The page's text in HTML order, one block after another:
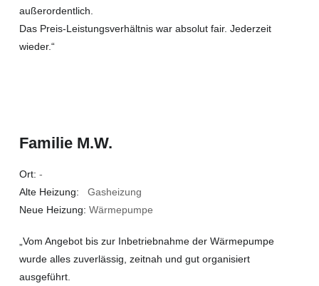
außerordentlich.
Das Preis-Leistungsverhältnis war absolut fair. Jederzeit
wieder.“
Familie M.W.
Ort: -
Alte Heizung: Gasheizung
Neue Heizung: Wärmepumpe
„Vom Angebot bis zur Inbetriebnahme der Wärmepumpe
wurde alles zuverlässig, zeitnah und gut organisiert
ausgeführt.